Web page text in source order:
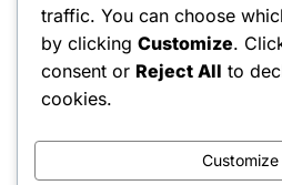
Kategorie
Systemy punktacji w 1v1
Zasady gry w Pickleball 1v1
traffic. You can choose
by clicking Customize.
consent or Reject All to
cookies.
Customize